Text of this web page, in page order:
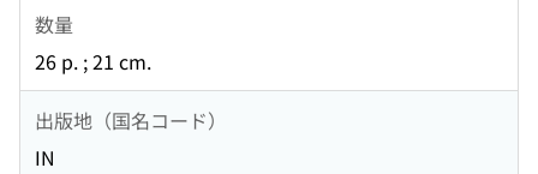
数量
26 p. ; 21 cm.
出版地（国名コード）
IN